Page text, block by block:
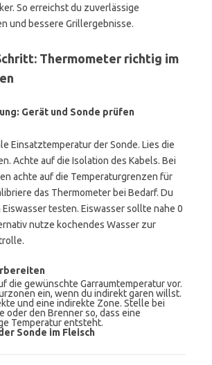
So erreichst du zuverlässige
und bessere Grillergebnisse.
Thermometer richtig im
Gerät und Sonde prüfen
Einsatztemperatur der Sonde. Lies die
Achte auf die Isolation des Kabels. Bei
achte auf die Temperaturgrenzen für
das Thermometer bei Bedarf. Du
Eiswasser testen. Eiswasser sollte nahe 0
nutze kochendes Wasser zur
die gewünschte Garraumtemperatur vor.
ein, wenn du indirekt garen willst.
und eine indirekte Zone. Stelle bei
oder den Brenner so, dass eine
Temperatur entsteht.
Sonde im Fleisch